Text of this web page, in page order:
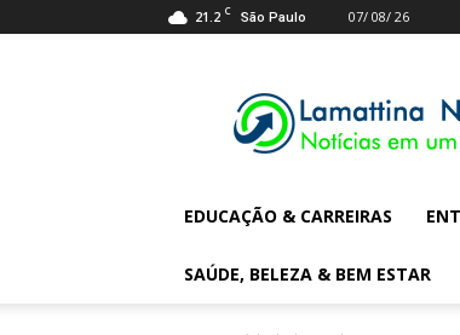
21.2 C São Paulo 07/ 08/ 26
Digital
News
EDUCAÇÃO & CARREIRAS
SAÚDE, BELEZA & BEM ESTAR